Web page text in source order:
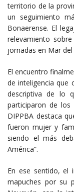
territorio de la
un seguimiento
Bonaerense. El
relevamiento
jornadas en Mar del
El encuentro
de inteligencia que
descriptiva de lo
participaron de
DIPPBA destaca
fueron mujer y
siendo el más
América”.
En ese sentido, el
mapuches por su